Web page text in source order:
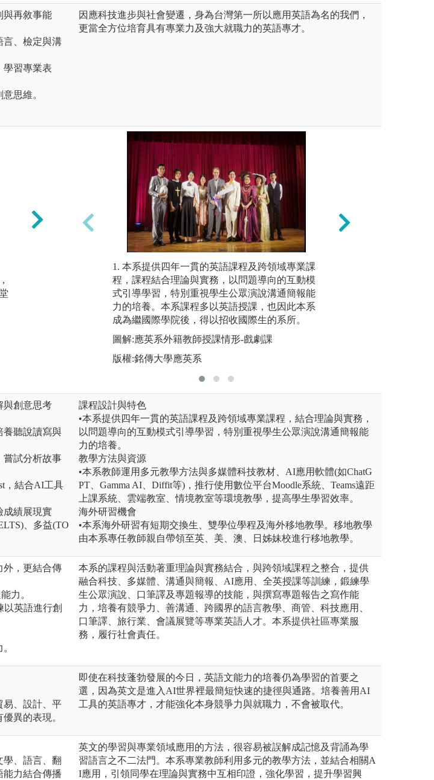
與再敘事能
言、檢定與溝
學習專業表
思維。
因應科技進步與社會變遷，身為台灣第一所以應用英語為名的我們，
更當全方位培育具有專業力及強大就職力的英語專才。
媒體實作與表達訓練
學生將個人興趣與傳播媒體結合，進行短片拍
攝、Podcast 製作或新聞播報練習，學習在鏡頭前
自信、清晰地敘述故事。
圖解:英語系Youtube
版權:英語暨傳播應用學系
1. 本系提供四年一貫的英語課程及跨領域專業課
程，課程結合理論與實務，以問題導向的互動模
式引導學習，特別重視學生公眾演說溝通簡報能
力的培養。本系課程多以英語授課，也因此本系
成為繼國際學院後，得以招收國際生的系所。
圖解:應英系外籍教師授課情形-戲劇課
版權:銘傳大學應英系
與創意思考
聽說讀寫與
試分析故事
，結合AI工具
成績展現實
、多益(TO
課程設計與特色
•本系提供四年一貫的英語課程及跨領域專業課程，結合理論與實務，
以問題導向的互動模式引導學習，特別重視學生公眾演說溝通簡報能
力的培養。
教學方法與資源
•本系教師運用多元教學方法與多媒體科技教材、AI應用軟體(如ChatG
PT、Gamma AI、Diffit等)，推行使用數位平台Moodle系統、Teams遠距
上課系統、雲端教室、情境教室等環境教學，提高學生學習效率。
海外研習機會
•本系海外研習有短期交換生、雙學位學程及海外移地教學。移地教學
由本系專任教師親自帶領至英、美、澳、日姊妹校進行移地教學。
外，更結合傳
力。
以英語進行創
本系的課程與活動著重理論與實務結合，與跨領域課程之整合，提供
融合科技、多媒體、溝通與簡報、AI應用、全英授課等訓練，鍛練學
生公眾演說、口筆譯及專題報導的技能，與撰寫專題報告之寫作能
力，培養有競爭力、善溝通、跨國界的語言教學、商管、科技應用、
口筆譯、旅行業、會議展覽等專業英語人才。本系提供社區專業服
務，履行社會責任。
易、設計、平
異的表現。
即使在科技蓬勃發展的今日，英語文能力的培養仍為學習的首要之
選，因為英文是進入AI世界裡最簡短快速的捷徑與通路。培養善用AI
工具的英語專才，才能強化本身競爭力與就職力，不會被取代。
學、語言、翻
能力結合傳播
英文的學習與專業領域應用的方法，很容易被誤解成記憶及背誦為學
習語言之不二法門。本系專業教師利用多元的教學方法，並結合相關A
I應用，引領同學在理論與實務中互相印證，強化學習，提升學習興